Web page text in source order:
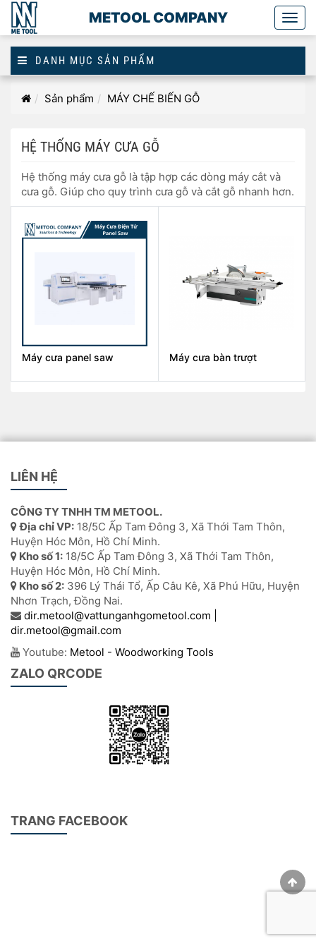
METOOL COMPANY
DANH MỤC SẢN PHẨM
TrangSản phẩm MÁY CHẾ BIẾN GỖ
HỆ THỐNG MÁY CƯA GỖ
Hệ thống máy cưa gỗ là tập hợp các dòng máy cắt và
cưa gỗ. Giúp cho quy trình cưa gỗ và cắt gỗ nhanh hơn.
Máy cưa panel saw Máy cưa bàn trượt
LIÊN HỆ
CÔNG TY TNHH TM METOOL.
Địa chỉ VP: 18/5C Ấp Tam Đông 3, Xã Thới Tam Thôn,
Huyện Hóc Môn, Hồ Chí Minh.
Kho số 1: 18/5C Ấp Tam Đông 3, Xã Thới Tam Thôn,
Huyện Hóc Môn, Hồ Chí Minh.
Kho số 2: 396 Lý Thái Tổ, Ấp Câu Kê, Xã Phú Hữu, Huyện
Nhơn Trạch, Đồng Nai.
dir.metool@vattunganhgometool.com |
dir.metool@gmail.com
Youtube: Metool - Woodworking Tools
ZALO QRCODE
TRANG FACEBOOK